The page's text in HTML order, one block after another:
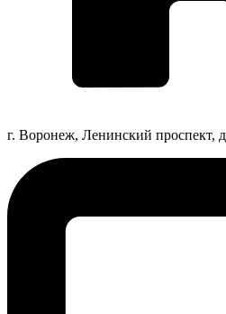
г. Воронеж, Ленинский проспект,